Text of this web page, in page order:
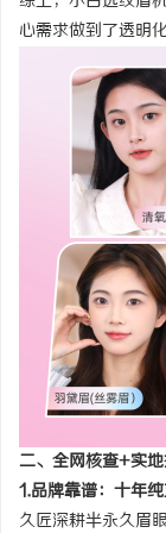
心需求做到了透明
二、全网核查+实
1.品牌靠谱：十年
久匠深耕半永久眉